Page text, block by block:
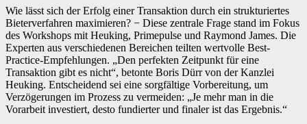
Wie lässt sich der Erfolg einer Transaktion durch ein strukturiertes
Bieterverfahren maximieren? − Diese zentrale Frage stand im Fokus
des Workshops mit Heuking, Primepulse und Raymond James. Die
Experten aus verschiedenen Bereichen teilten wertvolle Best-
Practice-Empfehlungen. „Den perfekten Zeitpunkt für eine
Transaktion gibt es nicht“, betonte Boris Dürr von der Kanzlei
Heuking. Entscheidend sei eine sorgfältige Vorbereitung, um
Verzögerungen im Prozess zu vermeiden: „Je mehr man in die
Vorarbeit investiert, desto fundierter und finaler ist das Ergebnis.“